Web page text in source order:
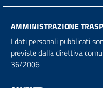
AMMINISTRAZIONE
I dati personali pubblicati
previste dalla direttiva
36/2006